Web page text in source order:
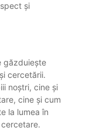
și
găzduiește
cercetării.
noștri, cine și
cine și cum
la lumea în